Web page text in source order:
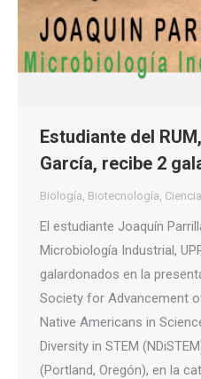
Estudiante del
García, recibe 2
Biología Biotecnología Ciencia
El estudiante Joaquín
Microbiología Industrial,
galardonados en la
Society for Advancement
Native Americans in
Diversity in STEM
(Portland, Oregón), en la